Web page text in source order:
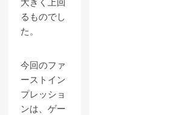
大きく上回
るものでし
た。
今回のファ
ーストイン
プレッショ
ンは、ゲー